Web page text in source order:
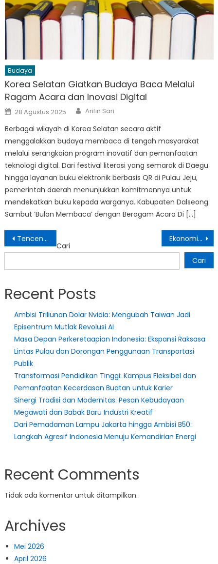
Budaya
Korea Selatan Giatkan Budaya Baca Melalui
Ragam Acara dan Inovasi Digital
Posted
on
28 Agustus 2025 Author
Arifin Sari
Berbagai wilayah di Korea Selatan secara aktif
menggalakkan budaya membaca di tengah masyarakat
melalui serangkaian program inovatif dan pemanfaatan
teknologi digital. Dari festival literasi yang semarak di Daegu
hingga layanan buku elektronik berbasis QR di Pulau Jeju,
pemerintah daerah menunjukkan komitmennya untuk
mendekatkan buku kepada warganya. Kabupaten Dalseong
Sambut ‘Bulan Membaca’ dengan Beragam Acara Di […]
Navigasi
pos
Tencent Cloud Berkolaborasi dengan BRI dan Hi Cloud Indonesia untuk Mendorong Inovasi Teknologi Perbankan Ekonomi AS Tumbuh 1,3% di Kuartal Pertama karena Perlambatan Pengeluaran Konsumen
Cari
Cari
Recent Posts
Ambisi Triliunan Dolar Nvidia: Mengubah Taiwan Jadi
Episentrum Mutlak Revolusi AI
Masa Depan Perkeretaapian Indonesia: Ekspansi Raksasa
Lintas Pulau dan Dorongan Penggunaan Transportasi
Publik
Transformasi Pendidikan Tinggi: Kampus Fleksibel dan
Pemanfaatan Kecerdasan Buatan untuk Karier
Sinergi Tradisi dan Modernitas: Pesan Kebudayaan
Megawati dan Babak Baru Industri Kreatif
Dari Pemadaman Lampu Jakarta hingga Ambisi B50:
Langkah Agresif Indonesia Menuju Kemandirian Energi
Recent Comments
Tidak ada komentar untuk ditampilkan.
Archives
Mei 2026
April 2026